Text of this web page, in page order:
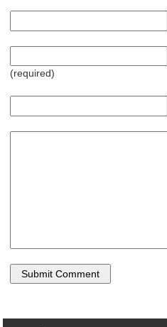
(required)